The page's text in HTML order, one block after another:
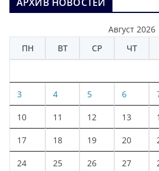
Август 2026
ПН
ВТ СР ЧТ
3 4 5 6
10 11 12 13
17 18 19 20
24 25 26 27